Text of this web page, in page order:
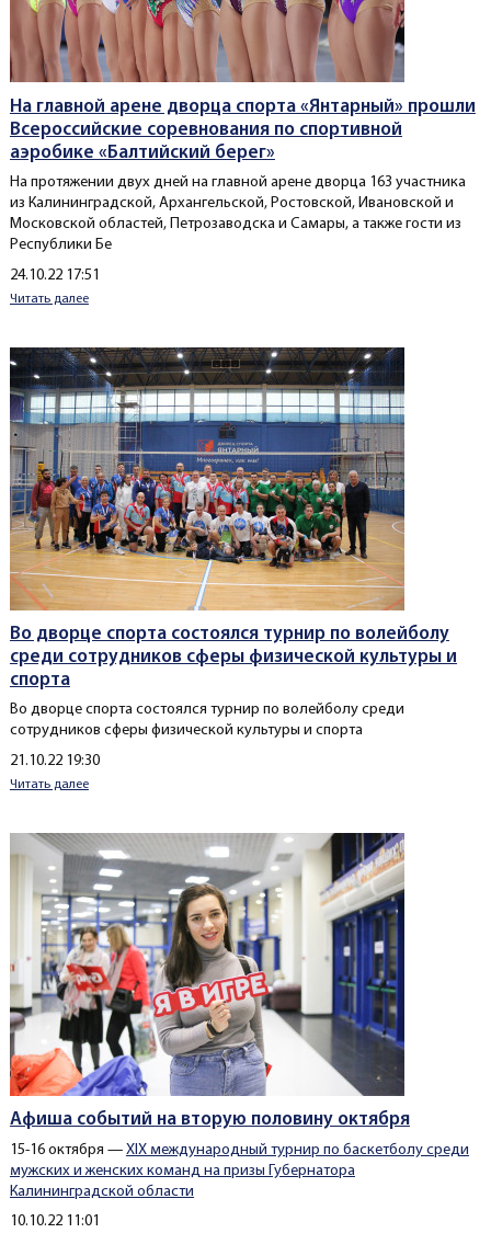
На главной арене дворца спорта «Янтарный» прошли
Всероссийские соревнования по спортивной
аэробике «Балтийский берег»
На протяжении двух дней на главной арене дворца 163 участника
из Калининградской, Архангельской, Ростовской, Ивановской и
Московской областей, Петрозаводска и Самары, а также гости из
Республики Бе
Создано
24.10.22 17:51
Читать далее
Во дворце спорта состоялся турнир по волейболу
среди сотрудников сферы физической культуры и
спорта
Во дворце спорта состоялся турнир по волейболу среди
сотрудников сферы физической культуры и спорта
Создано
21.10.22 19:30
Читать далее
Афиша событий на вторую половину октября
15-16 октября — XIX международный турнир по баскетболу среди
мужских и женских команд на призы Губернатора
Калининградской области
Создано
10.10.22 11:01